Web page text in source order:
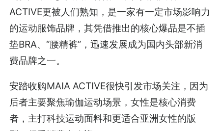
ACTIVE更被人们熟知，是一家有一定市场影响力
的运动服饰品牌，其凭借推出的核心爆品是不插
垫BRA、“腰精裤”，迅速发展成为国内头部新消
费品牌之一。
安踏收购MAIA ACTIVE很快引发市场关注，因为
后者主要聚焦瑜伽运动场景，女性是核心消费
者，主打科技运动面料和更适合亚洲女性的版